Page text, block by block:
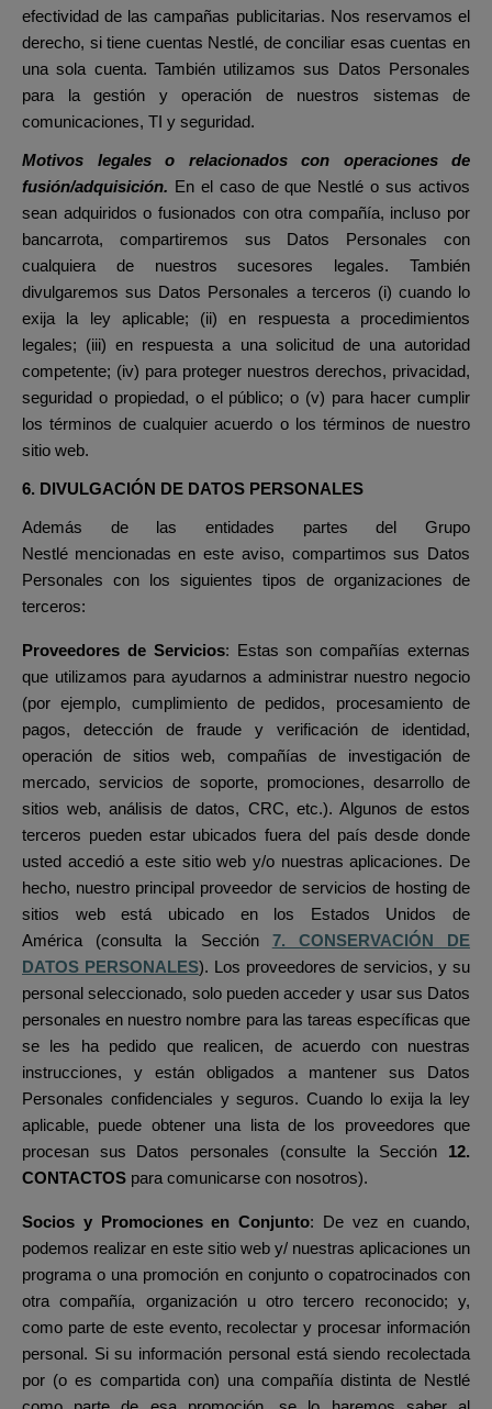
efectividad de las campañas publicitarias. Nos reservamos el
derecho, si tiene cuentas Nestlé, de conciliar esas cuentas en
una sola cuenta. También utilizamos sus Datos Personales
para la gestión y operación de nuestros sistemas de
comunicaciones, TI y seguridad.
Motivos legales o relacionados con operaciones de
fusión/adquisición. En el caso de que Nestlé o sus activos
sean adquiridos o fusionados con otra compañía, incluso por
bancarrota, compartiremos sus Datos Personales con
cualquiera de nuestros sucesores legales. También
divulgaremos sus Datos Personales a terceros (i) cuando lo
exija la ley aplicable; (ii) en respuesta a procedimientos
legales; (iii) en respuesta a una solicitud de una autoridad
competente; (iv) para proteger nuestros derechos, privacidad,
seguridad o propiedad, o el público; o (v) para hacer cumplir
los términos de cualquier acuerdo o los términos de nuestro
sitio web.
6. DIVULGACIÓN DE DATOS PERSONALES
Además de las entidades partes del Grupo
Nestlé mencionadas en este aviso, compartimos sus Datos
Personales con los siguientes tipos de organizaciones de
terceros:
Proveedores de Servicios: Estas son compañías externas
que utilizamos para ayudarnos a administrar nuestro negocio
(por ejemplo, cumplimiento de pedidos, procesamiento de
pagos, detección de fraude y verificación de identidad,
operación de sitios web, compañías de investigación de
mercado, servicios de soporte, promociones, desarrollo de
sitios web, análisis de datos, CRC, etc.). Algunos de estos
terceros pueden estar ubicados fuera del país desde donde
usted accedió a este sitio web y/o nuestras aplicaciones. De
hecho, nuestro principal proveedor de servicios de hosting de
sitios web está ubicado en los Estados Unidos de
América (consulta la Sección
7. CONSERVACIÓN DE
DATOS PERSONALES). Los proveedores de servicios, y su
personal seleccionado, solo pueden acceder y usar sus Datos
personales en nuestro nombre para las tareas específicas que
se les ha pedido que realicen, de acuerdo con nuestras
instrucciones, y están obligados a mantener sus Datos
Personales confidenciales y seguros. Cuando lo exija la ley
aplicable, puede obtener una lista de los proveedores que
procesan sus Datos personales (consulte la Sección 12.
CONTACTOS para comunicarse con nosotros).
Socios y Promociones en Conjunto: De vez en cuando,
podemos realizar en este sitio web y/ nuestras aplicaciones un
programa o una promoción en conjunto o copatrocinados con
otra compañía, organización u otro tercero reconocido; y,
como parte de este evento, recolectar y procesar información
personal. Si su información personal está siendo recolectada
por (o es compartida con) una compañía distinta de Nestlé